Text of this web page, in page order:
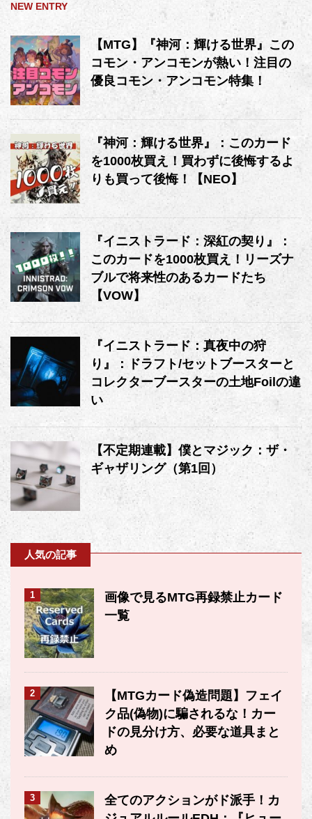
NEW ENTRY
【MTG】『神河：輝ける世界』この
コモン・アンコモンが熱い！注目の
優良コモン・アンコモン特集！
『神河：輝ける世界』：このカード
を1000枚買え！買わずに後悔するよ
りも買って後悔！【NEO】
『イニストラード：深紅の契り』：
このカードを1000枚買え！リーズナ
ブルで将来性のあるカードたち
【VOW】
『イニストラード：真夜中の狩
り』：ドラフト/セットブースターと
コレクターブースターの土地Foilの違
い
【不定期連載】僕とマジック：ザ・
ギャザリング（第1回）
人気の記事
1
画像で見るMTG再録禁止カード
一覧
2
【MTGカード偽造問題】フェイ
ク品(偽物)に騙されるな！カー
ドの見分け方、必要な道具まと
め
3
全てのアクションがド派手！カ